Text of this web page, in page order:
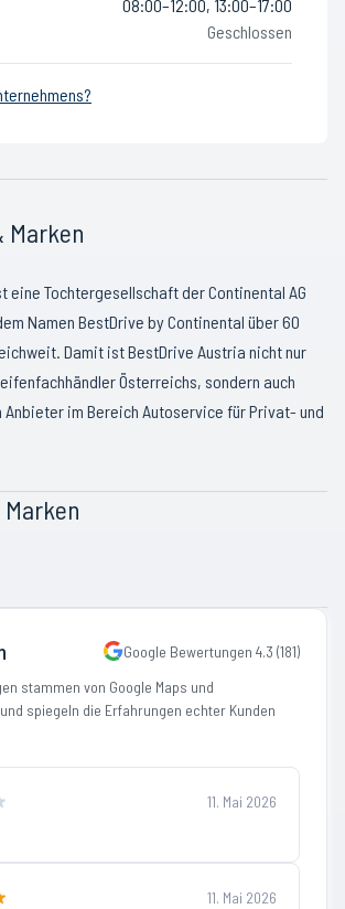
08:00–12:00, 13:00–17:00
Geschlossen
Marken
eine Tochtergesellschaft der Continental AG
Namen BestDrive by Continental über 60
Damit ist BestDrive Austria nicht nur
Österreichs, sondern auch
im Bereich Autoservice für Privat- und
Google Bewertungen 4.3 (181)
stammen von Google Maps und
spiegeln die Erfahrungen echter Kunden
11. Mai 2026
11. Mai 2026